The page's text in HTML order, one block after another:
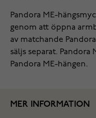
Pandora ME-
genom att öppna
av matchande
säljs separat.
Pandora ME-hängen.
MER INFORMATION